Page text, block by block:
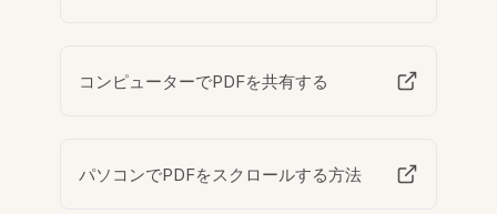
コンピューターでPDFを共有する
パソコンでPDFをスクロールする方法